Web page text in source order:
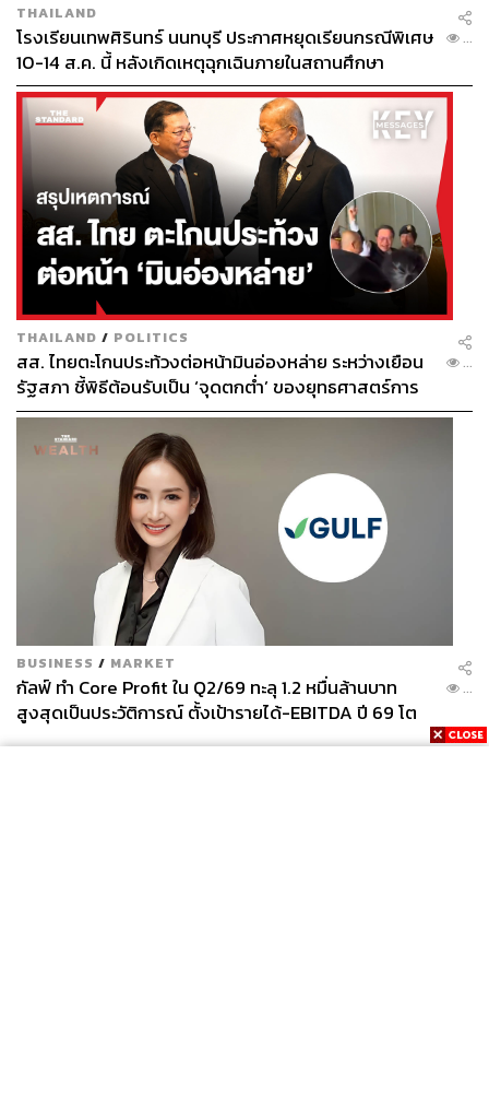
THAILAND
โรงเรียนเทพศิรินทร์ นนทบุรี ประกาศหยุดเรียนกรณีพิเศษ
10-14 ส.ค. นี้ หลังเกิดเหตุฉุกเฉินภายในสถานศึกษา
...
THAILAND / POLITICS
สส. ไทยตะโกนประท้วงต่อหน้ามินอ่องหล่าย ระหว่างเยือน
รัฐสภา ชี้พิธีต้อนรับเป็น ‘จุดตกต่ำ’ ของยุทธศาสตร์การ
ทูตไทย
...
BUSINESS / MARKET
กัลฟ์ ทำ Core Profit ใน Q2/69 ทะลุ 1.2 หมื่นล้านบาท
สูงสุดเป็นประวัติการณ์ ตั้งเป้ารายได้-EBITDA ปี 69 โต
12-15% พร้อมเข้าร่วม Direct PPA-โซลาร์ฟาร์มชุมชน
...